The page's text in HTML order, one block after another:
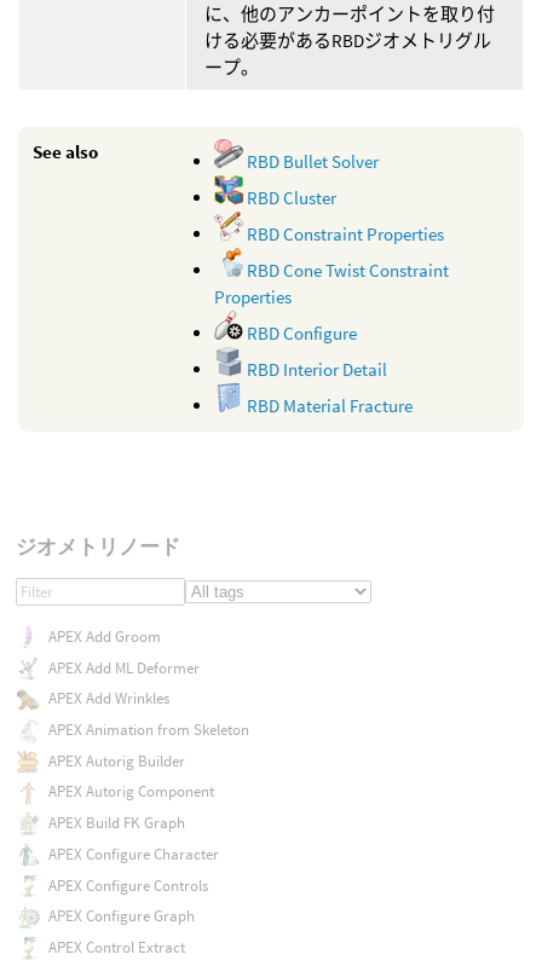
に、他のアンカーポイントを取り付
ける必要があるRBDジオメトリグル
ープ。
See also
RBD Bullet Solver
RBD Cluster
RBD Constraint Properties
RBD Cone Twist Constraint
Properties
RBD Configure
RBD Interior Detail
RBD Material Fracture
ジオメトリノード
APEX Add Groom
APEX Add ML Deformer
APEX Add Wrinkles
APEX Animation from Skeleton
APEX Autorig Builder
APEX Autorig Component
APEX Build FK Graph
APEX Configure Character
APEX Configure Controls
APEX Configure Graph
APEX Control Extract